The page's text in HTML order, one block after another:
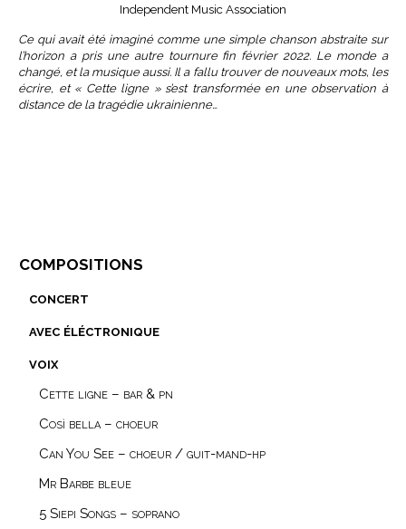
Independent Music Association
Ce qui avait été imaginé comme une simple chanson abstraite sur
l’horizon a pris une autre tournure fin février 2022. Le monde a
changé, et la musique aussi. Il a fallu trouver de nouveaux mots, les
écrire, et « Cette ligne » s’est transformée en une observation à
distance de la tragédie ukrainienne…
compositions
voix
5 Siepi Songs – soprano
Mr Barbe bleue
Can You See – choeur / guit-mand-hp
Così bella – choeur
Cette ligne – bar & pn
avec éléctronique
concert